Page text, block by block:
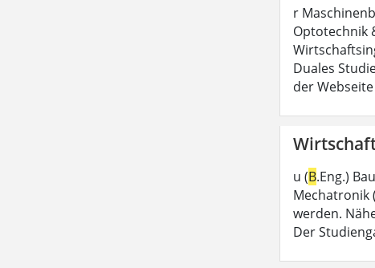
r
Optotechnik
Duales
der
u (B.Eng.)
Mechatronik (
werden.
Der